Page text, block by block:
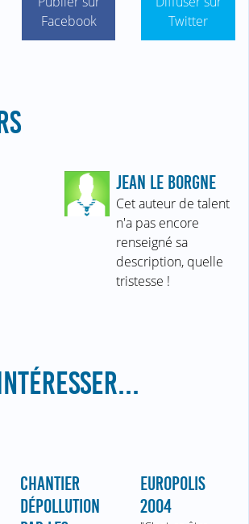
Facebook
Twitter
JEAN LE BORGNE
Cet auteur de talent
n'a pas encore
renseigné sa
description, quelle
tristesse !
CHANTIER
DÉPOLLUTION
EUROPOLIS
2004